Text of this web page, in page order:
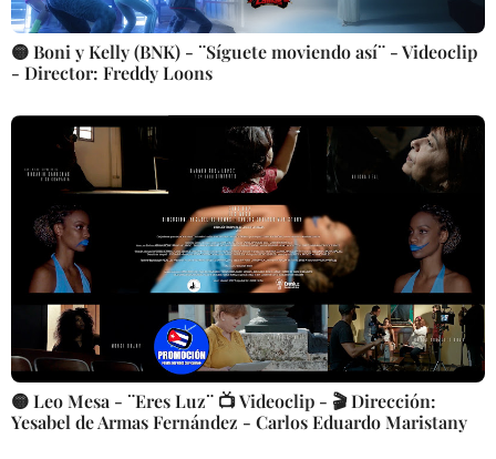
🟡 Boni y Kelly (BNK) - ¨Síguete moviendo así¨ - Videoclip
- Director: Freddy Loons
🟡 Leo Mesa - ¨Eres Luz¨ 📺 Videoclip - 🎬 Dirección:
Yesabel de Armas Fernández - Carlos Eduardo Maristany